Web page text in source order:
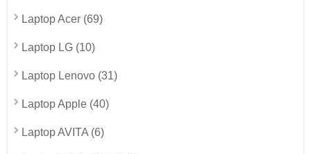
Laptop Acer (69)
Laptop LG (10)
Laptop Lenovo (31)
Laptop Apple (40)
Laptop AVITA (6)